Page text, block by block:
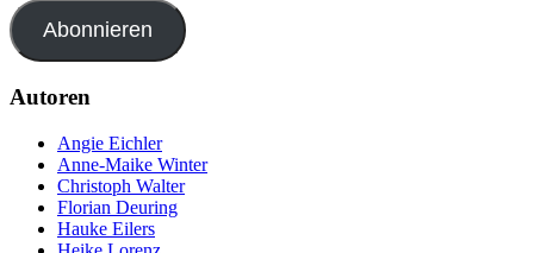
Abonnieren
Autoren
Angie Eichler
Anne-Maike Winter
Christoph Walter
Florian Deuring
Hauke Eilers